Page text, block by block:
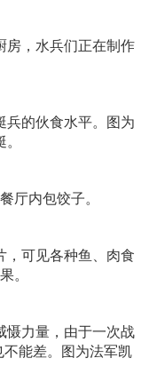
房，水兵们正在制作
兵的伙食水平。图为
厅内包饺子。
，可见各种鱼、肉食
。
慑力量，由于一次战
能差。图为法军凯